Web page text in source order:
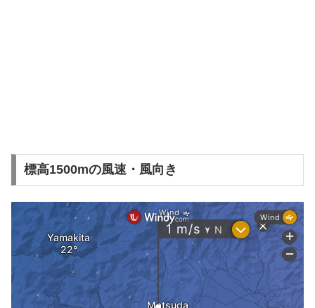
標高1500mの風速・風向き